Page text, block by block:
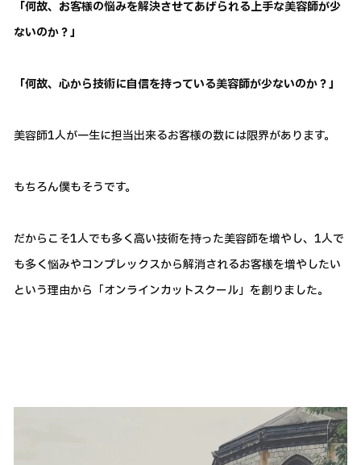
「何故、お客様の悩みを解決させてあげられる上手な美容師が少
ないのか？」
「何故、心から技術に自信を持っている美容師が少ないのか？」
美容師1人が一生に担当出来るお客様の数には限界があります。
もちろん僕もそうです。
だからこそ1人でも多く高い技術を持った美容師を増やし、1人で
も多く悩みやコンプレックスから解消されるお客様を増やしたい
という理由から「オンラインカットスクール」を創りました。